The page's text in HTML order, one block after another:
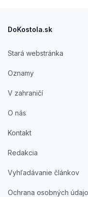
DoKostola.sk
Stará webstránka
Oznamy
V zahraničí
O nás
Kontakt
Redakcia
Vyhľadávanie článkov
Ochrana osobných